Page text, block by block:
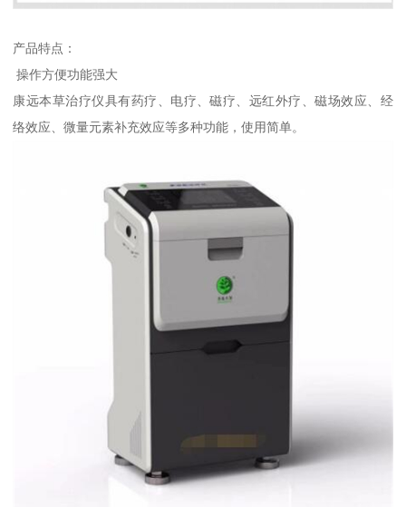
产品特点：
操作方便功能强大
康远本草治疗仪具有药疗、电疗、磁疗、远红外疗、磁场效应、经
络效应、微量元素补充效应等多种功能，使用简单。